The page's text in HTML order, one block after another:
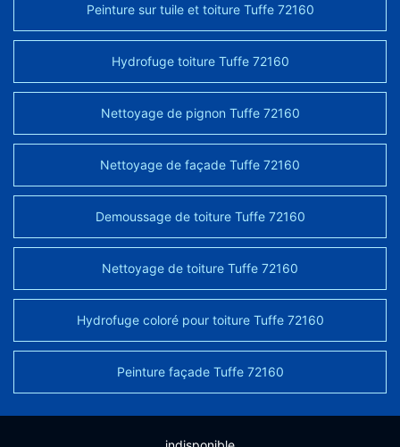
Peinture sur tuile et toiture Tuffe 72160
Hydrofuge toiture Tuffe 72160
Nettoyage de pignon Tuffe 72160
Nettoyage de façade Tuffe 72160
Demoussage de toiture Tuffe 72160
Nettoyage de toiture Tuffe 72160
Hydrofuge coloré pour toiture Tuffe 72160
Peinture façade Tuffe 72160